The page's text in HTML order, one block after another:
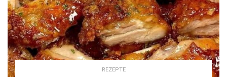
REZEPTE